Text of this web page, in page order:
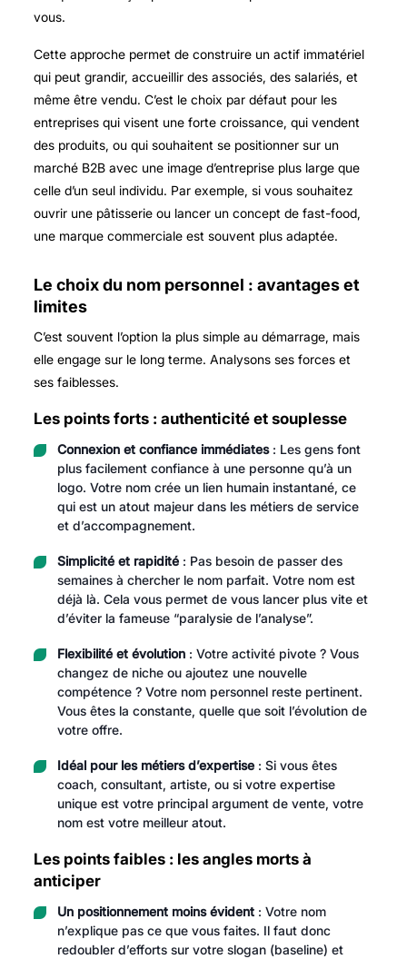
vous.
Cette approche permet de construire un actif immatériel
qui peut grandir, accueillir des associés, des salariés, et
même être vendu. C’est le choix par défaut pour les
entreprises qui visent une forte croissance, qui vendent
des produits, ou qui souhaitent se positionner sur un
marché B2B avec une image d’entreprise plus large que
celle d’un seul individu. Par exemple, si vous souhaitez
ouvrir une pâtisserie ou lancer un concept de fast-food,
une marque commerciale est souvent plus adaptée.
Le choix du nom personnel : avantages et
limites
C’est souvent l’option la plus simple au démarrage, mais
elle engage sur le long terme. Analysons ses forces et
ses faiblesses.
Les points forts : authenticité et souplesse
Connexion et confiance immédiates: Les gens font
plus facilement confiance à une personne qu’à un
logo. Votre nom crée un lien humain instantané, ce
qui est un atout majeur dans les métiers de service
et d’accompagnement.
Simplicité et rapidité: Pas besoin de passer des
semaines à chercher le nom parfait. Votre nom est
déjà là. Cela vous permet de vous lancer plus vite et
d’éviter la fameuse “paralysie de l’analyse”.
Flexibilité et évolution: Votre activité pivote ? Vous
changez de niche ou ajoutez une nouvelle
compétence ? Votre nom personnel reste pertinent.
Vous êtes la constante, quelle que soit l’évolution de
votre offre.
Idéal pour les métiers d’expertise: Si vous êtes
coach, consultant, artiste, ou si votre expertise
unique est votre principal argument de vente, votre
nom est votre meilleur atout.
Les points faibles : les angles morts à
anticiper
Un positionnement moins évident: Votre nom
n’explique pas ce que vous faites. Il faut donc
redoubler d’efforts sur votre slogan (baseline) et